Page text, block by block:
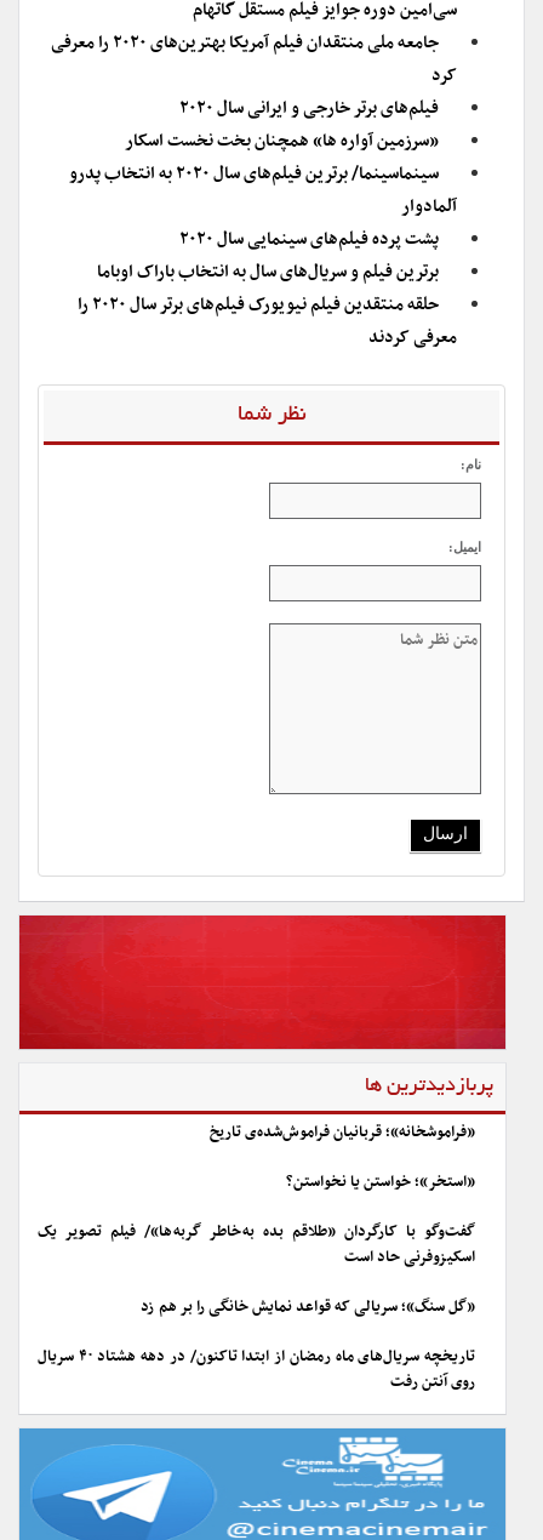
سی‌امین دوره جوایز فیلم مستقل گاتهام
جامعه ملی منتقدان فیلم آمریکا بهترین‌های ۲۰۲۰ را معرفی
کرد
فیلم‌های برتر خارجی و ایرانی سال ۲۰۲۰
«سرزمین آواره ها» همچنان بخت نخست اسکار
سینماسینما/ برترین فیلم‌های سال ۲۰۲۰ به انتخاب پدرو
آلمادوار
پشت‌ پرده فیلم‌های سینمایی سال ۲۰۲۰
برترین فیلم و سریال‌های سال به انتخاب باراک اوباما
حلقه منتقدین فیلم نیویورک فیلم‌های برتر سال ۲۰۲۰ را
معرفی کردند
نظر شما
نام:
ایمیل:
پربازدیدترین ها
«فراموشخانه»؛ قربانیان فراموش‌شده‌ی تاریخ
«استخر»؛ خواستن یا نخواستن؟
گفت‌وگو با کارگردان «طلاقم بده به خاطر گربه ها»/ فیلم تصویر یک
اسکیزوفرنی حاد است
«گل سنگ»؛ سریالی که قواعد نمایش خانگی را بر هم زد
تاریخچه سریال‌های ماه رمضان از ابتدا تاکنون/ در دهه هشتاد ۴۰ سریال
روی آنتن رفت